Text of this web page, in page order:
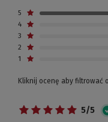
5
4
3
2
1
Kliknij ocenę aby filtrować
5/5